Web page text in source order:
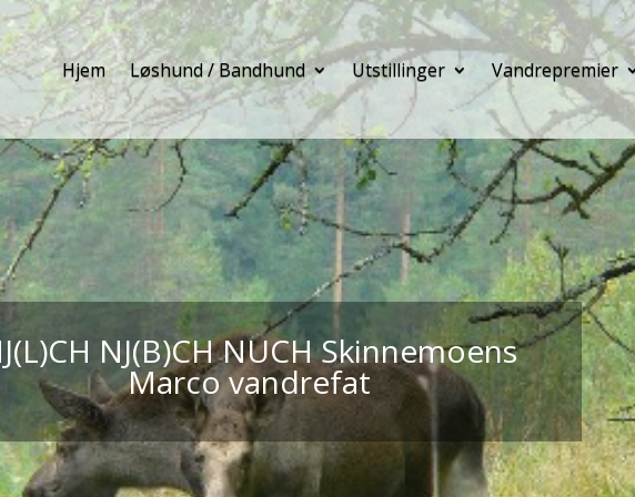
Hjem Løshund / Bandhund Utstillinger Vandrepremier
NJ(B)CH NUCH Skinnemoens
Marco vandrefat